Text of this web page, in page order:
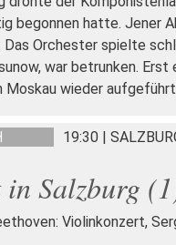
begonnen hatte. Jener
Das Orchester spielte
war betrunken.
Moskau wieder
19:30 |
Salzburg
Violinkonzert,